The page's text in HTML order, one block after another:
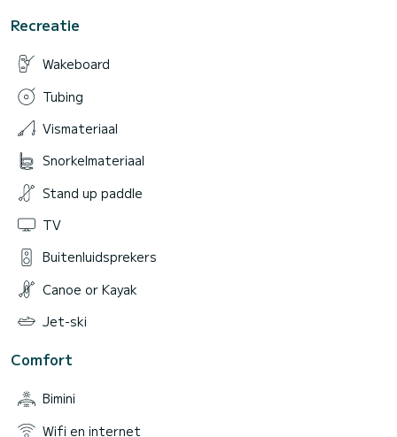
Recreatie
Wakeboard
Tubing
Vismateriaal
Snorkelmateriaal
Stand up paddle
TV
Buitenluidsprekers
Canoe or Kayak
Jet-ski
Comfort
Bimini
Wifi en internet